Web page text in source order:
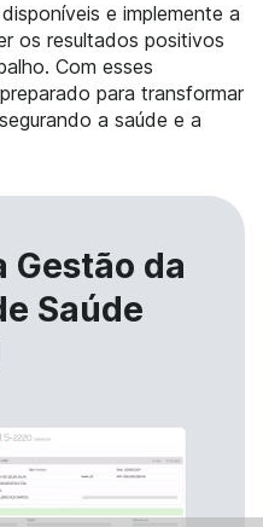
e implemente a
os resultados positivos
Com esses
para transformar
a saúde e a
Gestão da
Saúde